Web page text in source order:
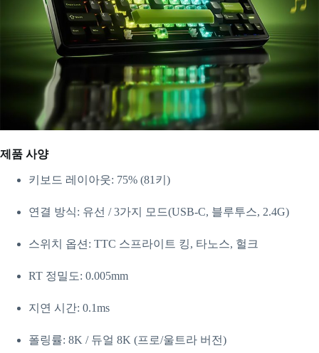
제품 사양
키보드 레이아웃: 75% (81키)
연결 방식: 유선 / 3가지 모드(USB-C, 블루투스, 2.4G)
스위치 옵션: TTC 스프라이트 킹, 타노스, 헐크
RT 정밀도: 0.005mm
지연 시간: 0.1ms
폴링률: 8K / 듀얼 8K (프로/울트라 버전)